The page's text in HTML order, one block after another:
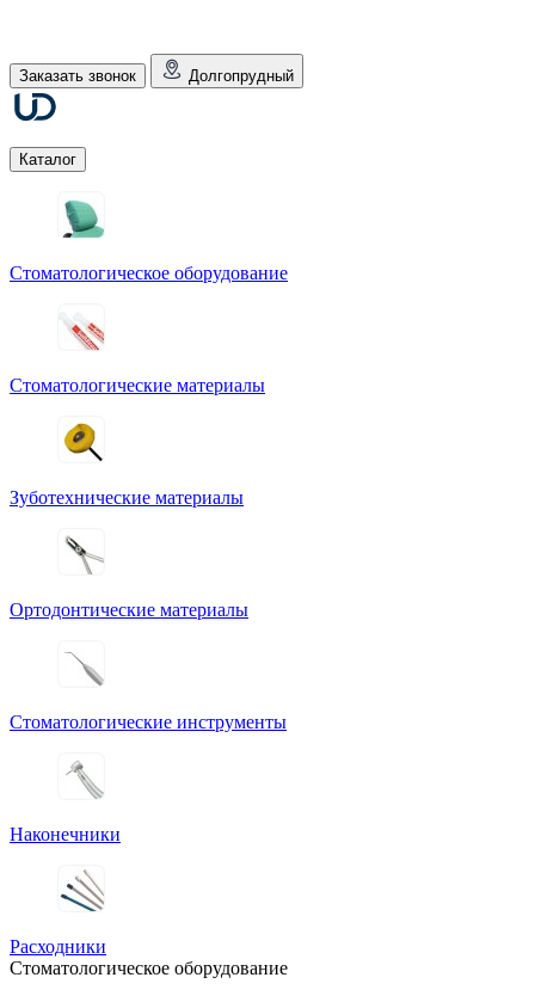
Заказать звонок Долгопрудный
Каталог
Стоматологическое оборудование
Стоматологические материалы
Зуботехнические материалы
Ортодонтические материалы
Стоматологические инструменты
Наконечники
Расходники
Стоматологическое оборудование